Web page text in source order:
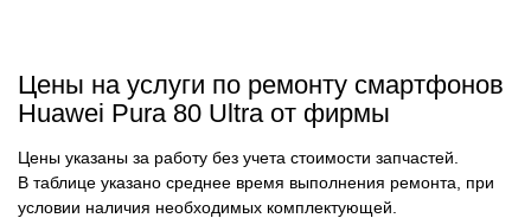
Цены на услуги по ремонту смартфонов
Huawei Pura 80 Ultra от фирмы
Цены указаны за работу без учета стоимости запчастей.
В таблице указано среднее время выполнения ремонта, при
условии наличия необходимых комплектующей.